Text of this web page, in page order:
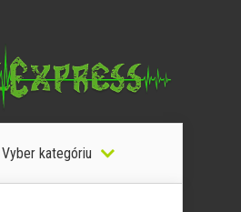
Vyber kategóriu